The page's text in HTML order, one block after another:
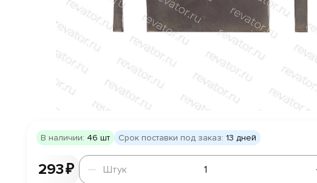
В наличии: 46 шт Срок поставки под заказ: 13 дней
293 ₽
Штук
Штук